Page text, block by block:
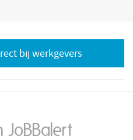
bij werkgevers
JoBBalert